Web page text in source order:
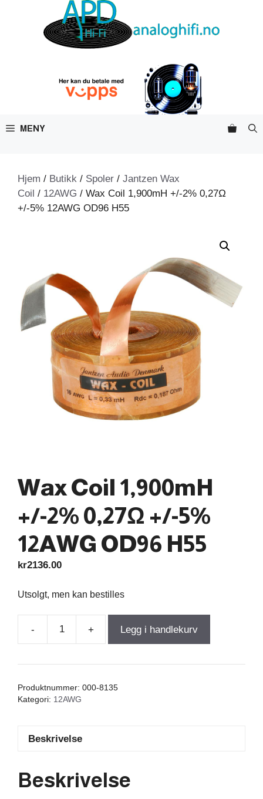
MENY
Hjem / Butikk / Spoler / Jantzen Wax
Coil / 12AWG / Wax Coil 1,900mH +/-2% 0,27Ω
+/-5% 12AWG OD96 H55
Wax Coil 1,900mH
+/-2% 0,27Ω +/-5%
12AWG OD96 H55
kr2136.00
Utsolgt, men kan bestilles
-
Wax
1,900mH
+ Legg i handlekurv
Produktnummer: 000-8135
Kategori: 12AWG
Beskrivelse
Beskrivelse